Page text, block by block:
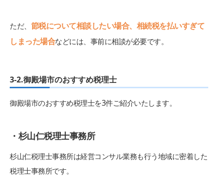
ただ、 節税について相談したい場合、相続税を払いすぎて
しまった場合などには、事前に相談が必要です。
3-2.御殿場市のおすすめ税理士
御殿場市のおすすめ税理士を3件ご紹介いたします。
・杉山仁税理士事務所
杉山仁税理士事務所は経営コンサル業務も行う地域に密着した
税理士事務所です。